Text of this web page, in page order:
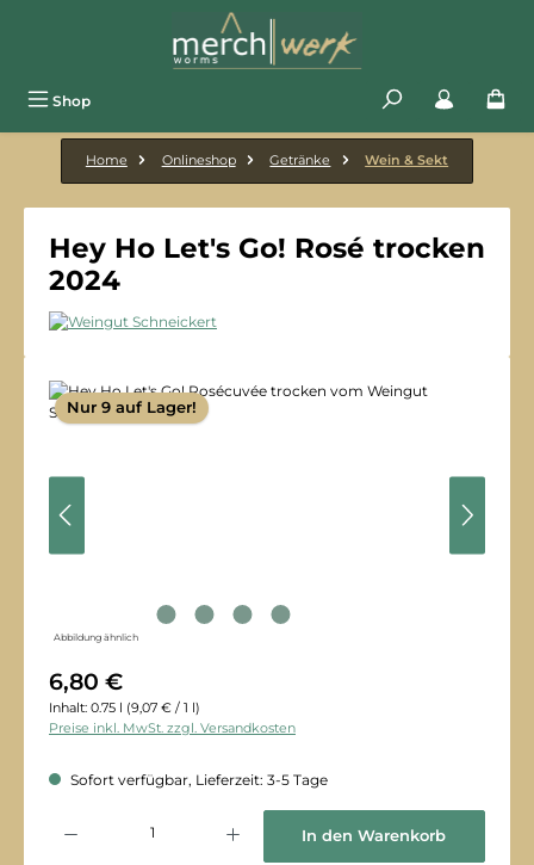
Shop
Home Onlineshop Getränke Wein & Sekt
Hey Ho Let's Go! Rosé trocken
2024
Bildergalerie überspringen
Nur 9 auf Lager!
Abbildung ähnlich
6,80 €
Inhalt: 0.75 l (9,07 € / 1 l)
Preise inkl. MwSt. zzgl. Versandkosten
Sofort verfügbar, Lieferzeit: 3-5 Tage
In den Warenkorb